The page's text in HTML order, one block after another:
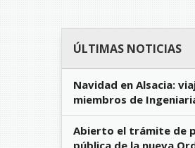
ÚLTIMAS NOTICIAS
Navidad en Alsacia:
miembros de
Abierto el trámite de
pública de la nueva